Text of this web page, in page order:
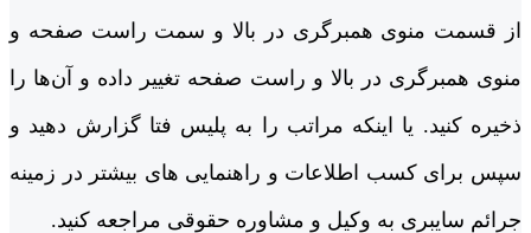
از قسمت منوی همبرگری در بالا و سمت راست صفحه و
منوی همبرگری در بالا و راست صفحه تغییر داده و آن‌ها را
ذخیره کنید. یا اینکه مراتب را به پلیس فتا گزارش دهید و
سپس برای کسب اطلاعات و راهنمایی های بیشتر در زمینه
جرائم سایبری به وکیل و مشاوره حقوقی مراجعه کنید.